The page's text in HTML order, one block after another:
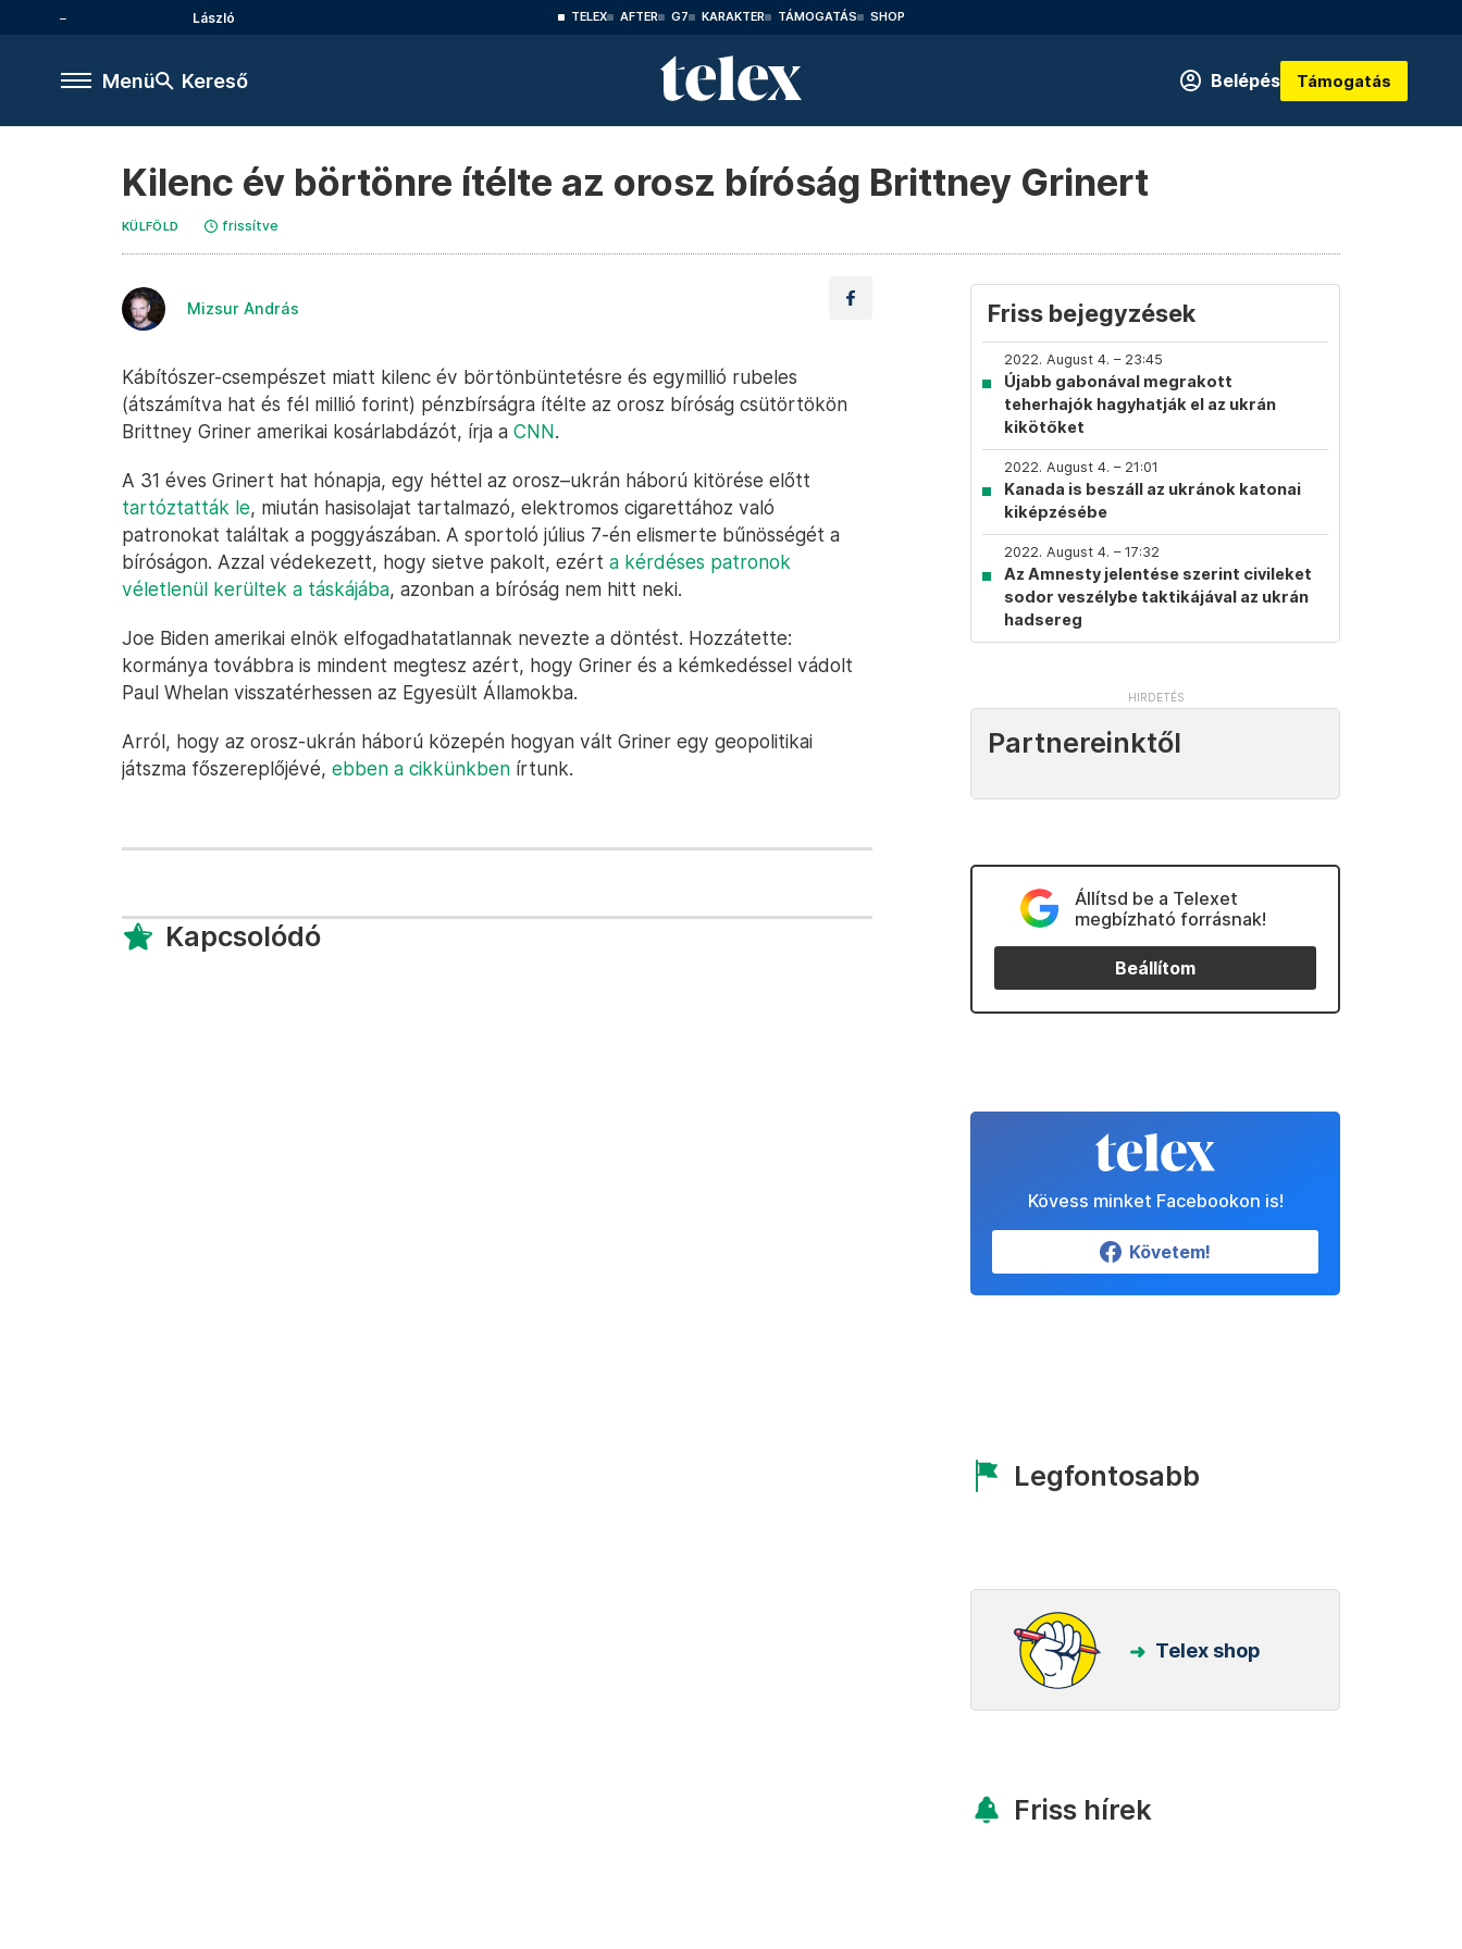
László TELEX AFTER G7 KARAKTER TÁMOGATÁS SHOP
Menü Kereső Belépés Támogatás
Kilenc év börtönre ítélte az orosz bíróság Brittney Grinert
KÜLFÖLD frissítve
Mizsur András
Kábítószer-csempészet miatt kilenc év börtönbüntetésre és egymillió rubeles
(átszámítva hat és fél millió forint) pénzbírságra ítélte az orosz bíróság csütörtökön
Brittney Griner amerikai kosárlabdázót, írja a CNN.
A 31 éves Grinert hat hónapja, egy héttel az orosz–ukrán háború kitörése előtt
tartóztatták le, miután hasisolajat tartalmazó, elektromos cigarettához való
patronokat találtak a poggyászában. A sportoló július 7-én elismerte bűnösségét a
bíróságon. Azzal védekezett, hogy sietve pakolt, ezért a kérdéses patronok
véletlenül kerültek a táskájába, azonban a bíróság nem hitt neki.
Joe Biden amerikai elnök elfogadhatatlannak nevezte a döntést. Hozzátette:
kormánya továbbra is mindent megtesz azért, hogy Griner és a kémkedéssel vádolt
Paul Whelan visszatérhessen az Egyesült Államokba.
Arról, hogy az orosz-ukrán háború közepén hogyan vált Griner egy geopolitikai
játszma főszereplőjévé, ebben a cikkünkben írtunk.
Kapcsolódó
Friss bejegyzések
2022. August 4. – 23:45
Újabb gabonával megrakott
teherhajók hagyhatják el az ukrán
kikötőket
2022. August 4. – 21:01
Kanada is beszáll az ukránok katonai
kiképzésébe
2022. August 4. – 17:32
Az Amnesty jelentése szerint civileket
sodor veszélybe taktikájával az ukrán
hadsereg
Partnereinktől
Állítsd be a Telexet
megbízható forrásnak!
Beállítom
Kövess minket Facebookon is!
Követem!
Legfontosabb
Telex shop
Friss hírek